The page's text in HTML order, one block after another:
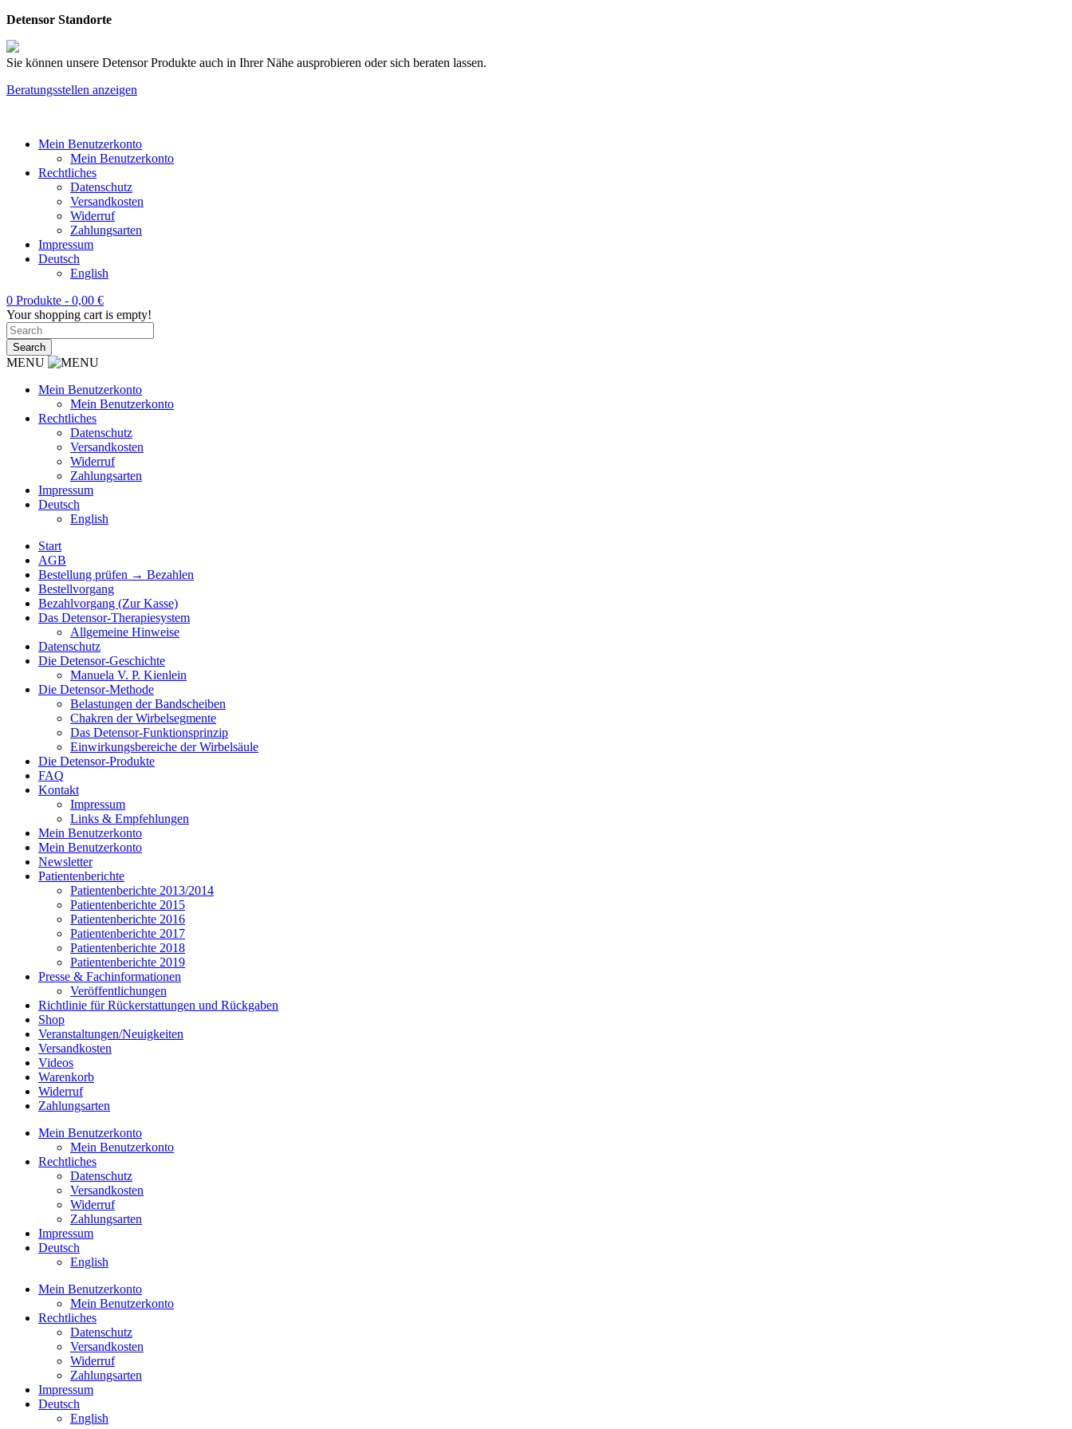
Detensor Standorte
Sie können unsere Detensor Produkte auch in Ihrer Nähe ausprobieren oder sich beraten lassen.
Beratungsstellen anzeigen
Mein Benutzerkonto
Mein Benutzerkonto
Rechtliches
Datenschutz
Versandkosten
Widerruf
Zahlungsarten
Impressum
Deutsch
English
0 Produkte - 0,00 €
Your shopping cart is empty!
MENU
Mein Benutzerkonto
Mein Benutzerkonto
Rechtliches
Datenschutz
Versandkosten
Widerruf
Zahlungsarten
Impressum
Deutsch
English
Start
AGB
Bestellung prüfen → Bezahlen
Bestellvorgang
Bezahlvorgang (Zur Kasse)
Das Detensor-Therapiesystem
Allgemeine Hinweise
Datenschutz
Die Detensor-Geschichte
Manuela V. P. Kienlein
Die Detensor-Methode
Belastungen der Bandscheiben
Chakren der Wirbelsegmente
Das Detensor-Funktionsprinzip
Einwirkungsbereiche der Wirbelsäule
Die Detensor-Produkte
FAQ
Kontakt
Impressum
Links & Empfehlungen
Mein Benutzerkonto
Mein Benutzerkonto
Newsletter
Patientenberichte
Patientenberichte 2013/2014
Patientenberichte 2015
Patientenberichte 2016
Patientenberichte 2017
Patientenberichte 2018
Patientenberichte 2019
Presse & Fachinformationen
Veröffentlichungen
Richtlinie für Rückerstattungen und Rückgaben
Shop
Veranstaltungen/Neuigkeiten
Versandkosten
Videos
Warenkorb
Widerruf
Zahlungsarten
Mein Benutzerkonto
Mein Benutzerkonto
Rechtliches
Datenschutz
Versandkosten
Widerruf
Zahlungsarten
Impressum
Deutsch
English
Mein Benutzerkonto
Mein Benutzerkonto
Rechtliches
Datenschutz
Versandkosten
Widerruf
Zahlungsarten
Impressum
Deutsch
English